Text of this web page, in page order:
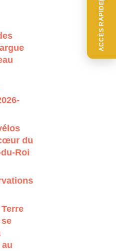
ACCÈS RAPIDE
page désirée.
du
Roi